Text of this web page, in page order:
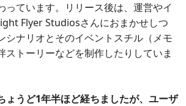
っています。リリース後は、運営やイ
Flyer Studiosさんにおまかせしつ
シナリオとそのイベントスチル（メモ
ストーリーなどを制作したりしていま
うど1年半ほど経ちましたが、ユーザ